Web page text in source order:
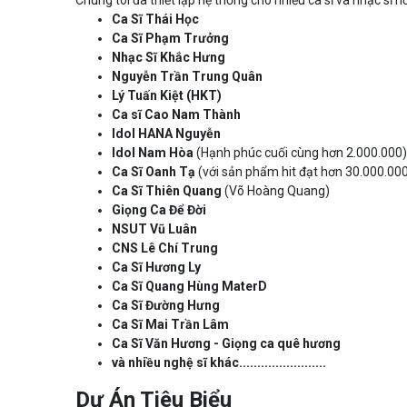
Ca Sĩ Thái Học
Ca Sĩ Phạm Trưởng
Nhạc Sĩ Khắc Hưng
Nguyễn Trần Trung Quân
Lý Tuấn Kiệt (HKT)
Ca sĩ Cao Nam Thành
Idol HANA Nguyễn
Idol Nam Hòa (Hạnh phúc cuối cùng hơn 2.000.000)
Ca Sĩ Oanh Tạ (với sản phẩm hit đạt hơn
Ca Sĩ Thiên Quang (Võ Hoàng Quang)
Giọng Ca Để Đời
NSUT Vũ Luân
CNS Lê Chí Trung
Ca Sĩ Hương Ly
Ca Sĩ Quang Hùng MaterD
Ca Sĩ Đường Hưng
Ca Sĩ Mai Trần Lâm
Ca Sĩ Văn Hương - Giọng ca quê hương
và nhiều nghệ sĩ khác........................
Dự Án Tiêu Biểu